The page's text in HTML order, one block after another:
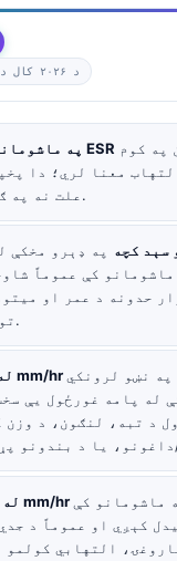
د ۲۰۲۶ کال د مې ۱۵
په ماشومانو کې لوړ ESR
معنا لري؛ دا
علت نه په ګوته کوي.
سېد کچه په ډېرو مخکې
حدونه د عمر او
توپیر لري.
په نښو لرونکي
له پامه غورځول یې
د تبه، لنګون، د وزن
ماشومانو کې
کېږي او عموماً د
التهابي کولمو